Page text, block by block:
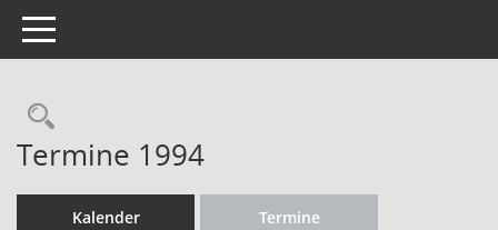
Toggle navigation
Rechercheauswahl
Termine 1994
Kalender Termine